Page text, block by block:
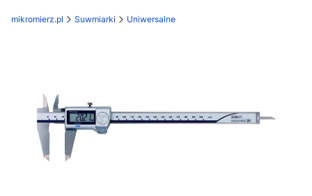
mikromierz.pl Suwmiarki Uniwersalne